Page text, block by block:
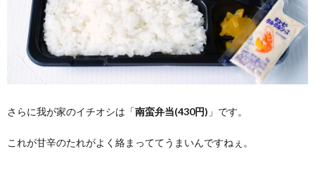
さらに我が家のイチオシは「南蛮弁当(430円) 」です。
これが甘辛のたれがよく絡まっててうまいんですねぇ。